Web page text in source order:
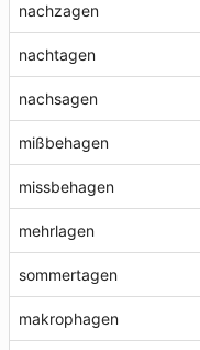
nachzagen
nachtagen
nachsagen
mißbehagen
missbehagen
mehrlagen
sommertagen
makrophagen